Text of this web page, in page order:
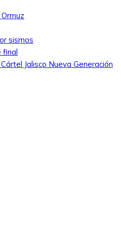
sismos
final
Jalisco Nueva Generación